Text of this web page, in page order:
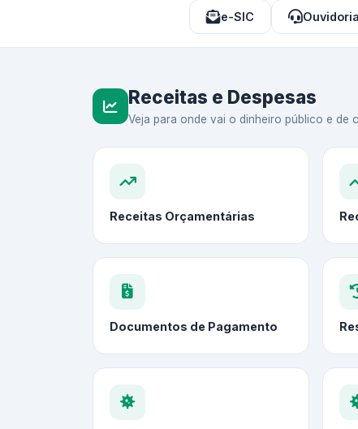
e-SIC Ouvidoria
Receitas e Despesas
Veja para onde vai o dinheiro público e de
Receitas Orçamentárias
Documentos de Pagamento